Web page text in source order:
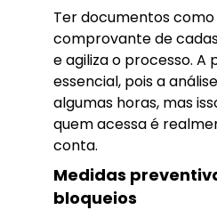
Ter documentos como
comprovante de
e agiliza o processo. A
essencial, pois a
algumas horas, mas
quem acessa é
conta.
Medidas
bloqueios